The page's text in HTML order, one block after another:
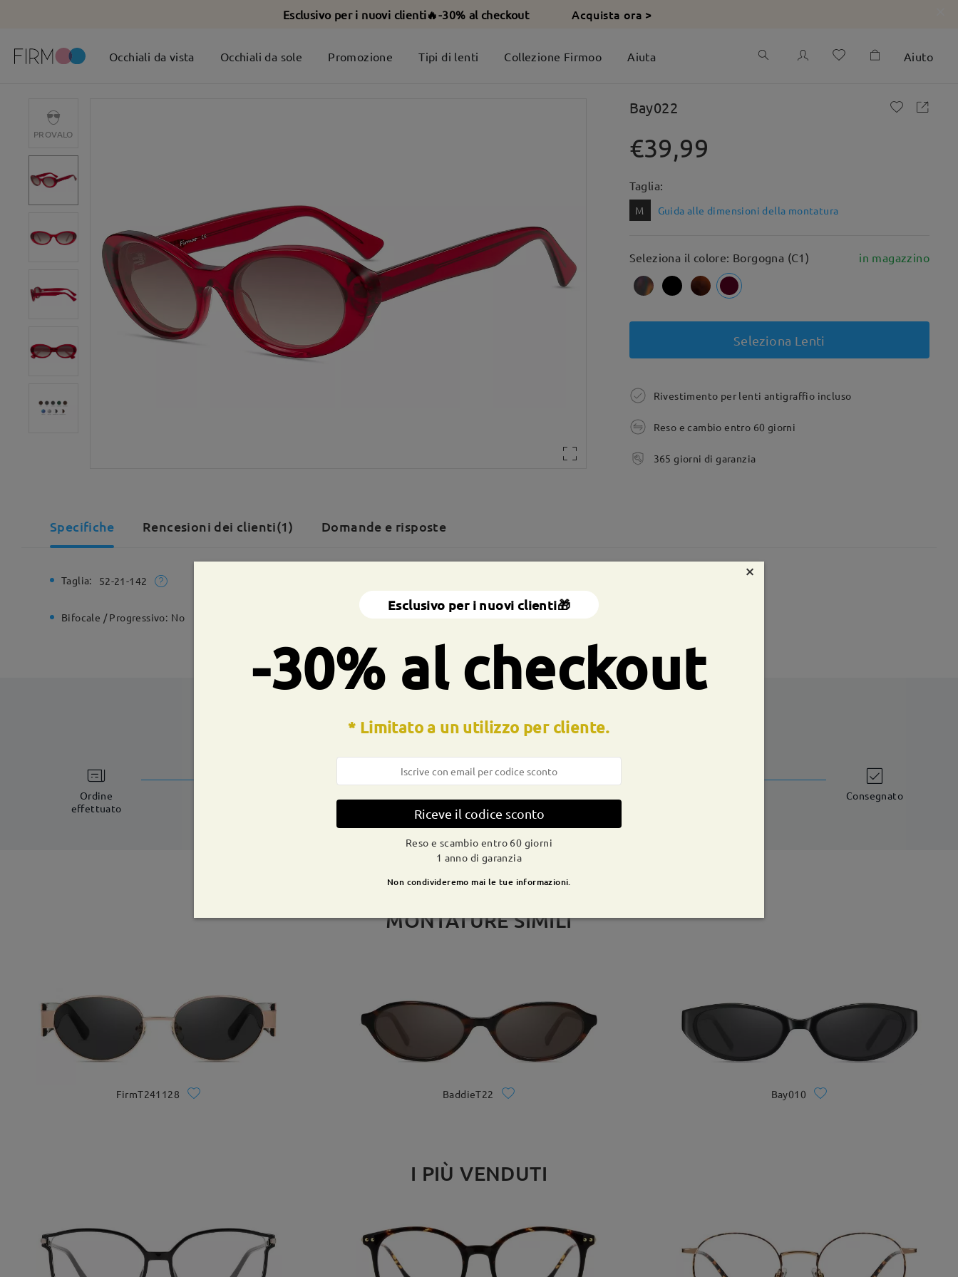
Esclusivo per i nuovi clienti🔥-30% al checkout Acquista ora >
Occhiali da vista Occhiali da sole Promozione Tipi di lenti Collezione Firmoo Aiuta Aiuto
PROVALO
Bay022
€39,99
Taglia:
M Guida alle dimensioni della montatura
Seleziona il colore: Borgogna (C1) in magazzino
Seleziona Lenti
Rivestimento per lenti antigraffio incluso
Reso e cambio entro 60 giorni
365 giorni di garanzia
Specifiche Rencesioni dei clienti(1) Domande e risposte
Taglia: 52-21-142 31g
Bifocale / Progressivo: No No Materiale: Acetato
CONSEGNA
Ordine
effettuato
Consegnato
MONTATURE SIMILI
FirmT241128 BaddieT22 Bay010
I PIÙ VENDUTI
×
Esclusivo per i nuovi clienti🎁
-30% al checkout
* Limitato a un utilizzo per cliente.
Riceve il codice sconto
Reso e scambio entro 60 giorni
1 anno di garanzia
Non condivideremo mai le tue informazioni.